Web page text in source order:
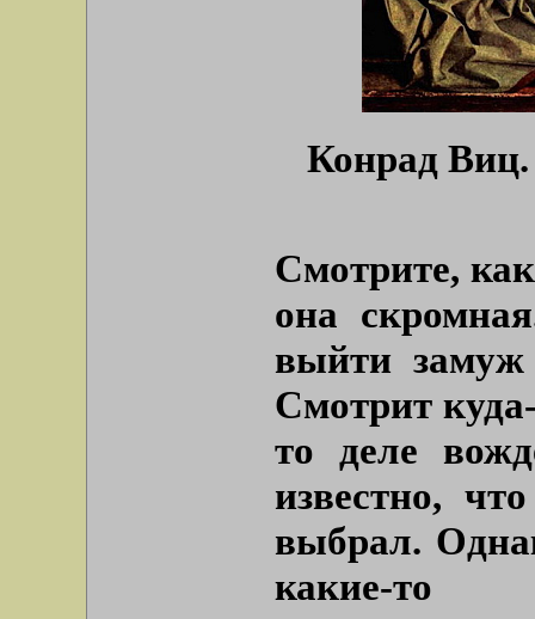
Конрад Виц.
Смотрите,
она
выйти
Смотрит
то деле
известно,
выбрал.
какие-то